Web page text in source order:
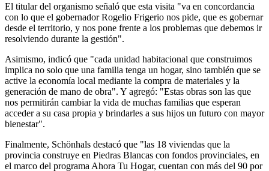
El titular del organismo señaló que esta visita "va en concordancia
con lo que el gobernador Rogelio Frigerio nos pide, que es gobernar
desde el territorio, y nos pone frente a los problemas que debemos ir
resolviendo durante la gestión".
Asimismo, indicó que "cada unidad habitacional que construimos
implica no solo que una familia tenga un hogar, sino también que se
active la economía local mediante la compra de materiales y la
generación de mano de obra". Y agregó: "Estas obras son las que
nos permitirán cambiar la vida de muchas familias que esperan
acceder a su casa propia y brindarles a sus hijos un futuro con mayor
bienestar".
Finalmente, Schönhals destacó que "las 18 viviendas que la
provincia construye en Piedras Blancas con fondos provinciales, en
el marco del programa Ahora Tu Hogar, cuentan con más del 90 por